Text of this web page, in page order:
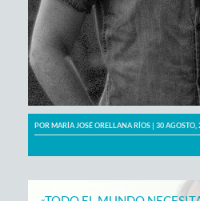
PORMARÍA JOSÉ ORELLANA RÍOS | 30 AGOSTO,